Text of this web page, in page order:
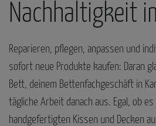
Nachhaltigkeit
Reparieren, pflegen, anpassen und
sofort neue Produkte kaufen: Daran
Bett, deinem Bettenfachgeschäft in
tägliche Arbeit danach aus. Egal, ob
handgefertigten Kissen und Decken